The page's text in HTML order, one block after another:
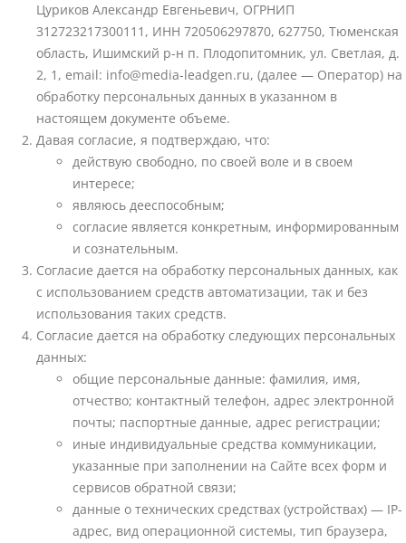
Цуриков Александр Евгеньевич, ОГРНИП
312723217300111, ИНН 720506297870, 627750, Тюменская
область, Ишимский р-н п. Плодопитомник, ул. Светлая, д.
2, 1, email: info@media-leadgen.ru, (далее — Оператор) на
обработку персональных данных в указанном в
настоящем документе объеме.
Давая согласие, я подтверждаю, что:
действую свободно, по своей воле и в своем
интересе;
являюсь дееспособным;
согласие является конкретным, информированным
и сознательным.
Согласие дается на обработку персональных данных, как
с использованием средств автоматизации, так и без
использования таких средств.
Согласие дается на обработку следующих персональных
данных:
общие персональные данные: фамилия, имя,
отчество; контактный телефон, адрес электронной
почты; паспортные данные, адрес регистрации;
иные индивидуальные средства коммуникации,
указанные при заполнении на Сайте всех форм и
сервисов обратной связи;
данные о технических средствах (устройствах) — IP-
адрес, вид операционной системы, тип браузера,